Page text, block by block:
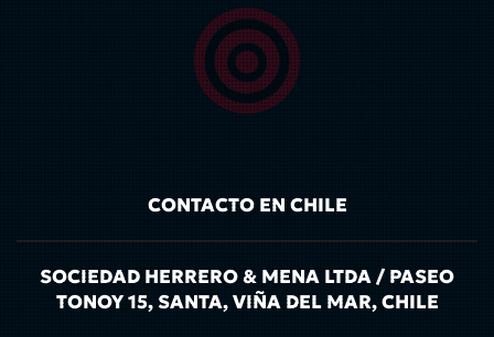
CONTACTO EN CHILE
SOCIEDAD HERRERO & MENA LTDA / PASEO
TONOY 15, SANTA, VIÑA DEL MAR, CHILE